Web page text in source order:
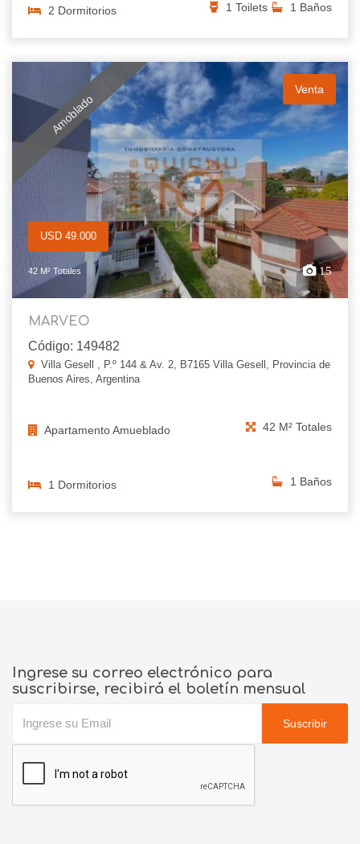
2 Dormitorios 1 Baños
1 Toilets
Amoblado
Venta
USD 49.000
42 M² Totales 15
MARVEO
Código: 149482
Villa Gesell , P.º 144 & Av. 2, B7165 Villa Gesell, Provincia de
Buenos Aires, Argentina
Apartamento Amueblado 42 M² Totales
1 Dormitorios 1 Baños
Ingrese su correo electrónico para
suscribirse, recibirá el boletín mensual
Suscribir